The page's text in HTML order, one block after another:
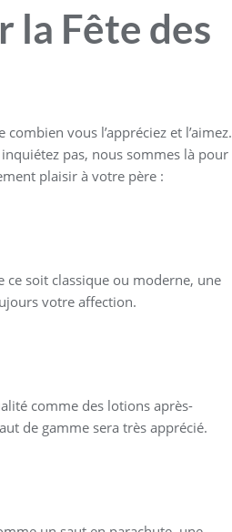
la Fête des
vous l’appréciez et l’aimez.
pas, nous sommes là pour
plaisir à votre père :
soit classique ou moderne, une
votre affection.
comme des lotions après-
de gamme sera très apprécié.